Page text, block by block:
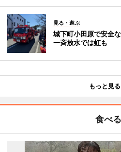
見る・遊ぶ
城下町小田原で安全
一斉放水では虹も
もっと見る
食べる